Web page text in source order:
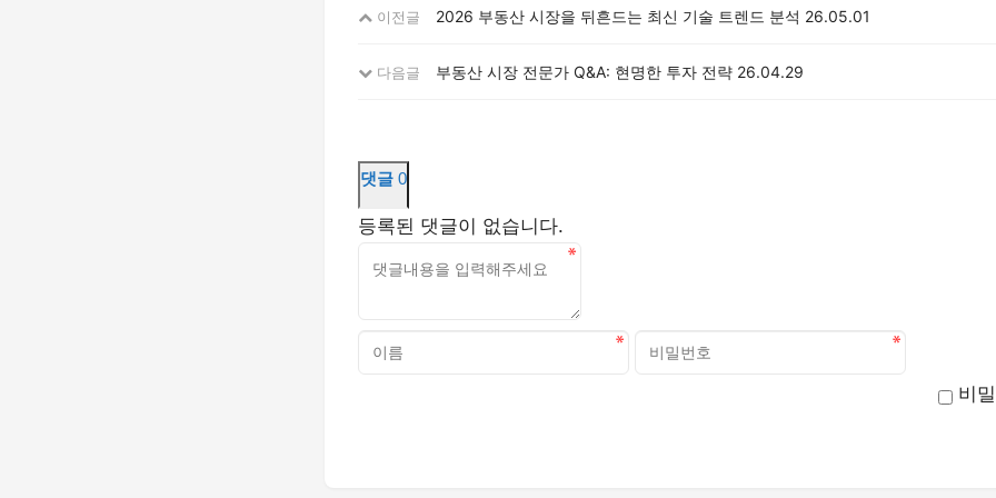
이전글 2026 부동산 시장을 뒤흔드는 최신 기술 트렌드 분석 26.05.01
다음글 부동산 시장 전문가 Q&A: 현명한 투자 전략 26.04.29
댓글 0
등록된 댓글이 없습니다.
비